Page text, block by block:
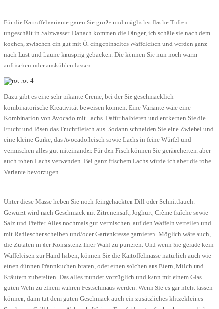
Für die Kartoffelvariante garen Sie große und möglichst flache Tüften
ungeschält in Salzwasser. Danach kommen die Dinger, ich schäle sie nach dem
kochen, zwischen ein gut mit Öl eingepinseltes Waffeleisen und werden ganz
nach Lust und Laune knusprig gebacken. Die können Sie nun noch warm
auftischen oder auskühlen lassen.
Dazu gibt es eine sehr pikante Creme, bei der Sie geschmacklich-
kombinatorische Kreativität beweisen können. Eine Variante wäre eine
Kombination von Avocado mit Lachs. Dafür halbieren und entkernen Sie die
Frucht und lösen das Fruchtfleisch aus. Sodann schneiden Sie eine Zwiebel und
eine kleine Gurke, das Avocadofleisch sowie Lachs in feine Würfel und
vermischen alles gut miteinander. Für den Fisch können Sie geräucherten, aber
auch rohen Lachs verwenden. Bei ganz frischem Lachs würde ich aber die rohe
Variante bevorzugen.
Unter diese Masse heben Sie noch feingehackten Dill oder Schnittlauch.
Gewürzt wird nach Geschmack mit Zitronensaft, Joghurt, Crème fraîche sowie
Salz und Pfeffer. Alles nochmals gut vermischen, auf den Waffeln verteilen und
mit Radieschenscheiben und/oder Gartenkresse garnieren. Möglich wäre auch,
die Zutaten in der Konsistenz Ihrer Wahl zu pürieren. Und wenn Sie gerade kein
Waffeleisen zur Hand haben, können Sie die Kartoffelmasse natürlich auch wie
einen dünnen Pfannkuchen braten, oder einen solchen aus Eiern, Milch und
Kräutern zubereiten. Das alles mundet vorzüglich und kann mit einem Glas
guten Wein zu einem wahren Festschmaus werden. Wenn Sie es gar nicht lassen
können, dann tut dem guten Geschmack auch ein zusätzliches klitzekleines